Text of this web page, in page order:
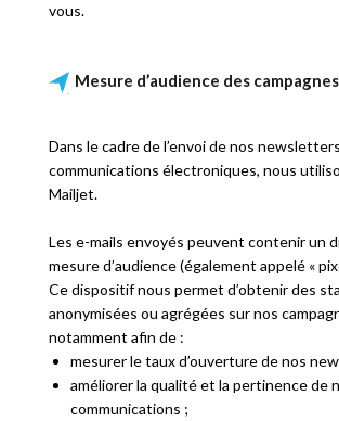
vous.
Mesure d’audience des
Dans le cadre de l’envoi de nos
communications électroniques, nous
Mailjet.
Les e-mails envoyés peuvent contenir un
mesure d’audience (également appelé «
Ce dispositif nous permet d’obtenir des
anonymisées ou agrégées sur nos
notamment afin de :
mesurer le taux d’ouverture de nos
améliorer la qualité et la pertinence de
communications ;